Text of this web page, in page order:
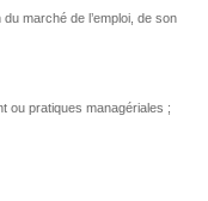
marché de l’emploi, de son
ou pratiques managériales ;